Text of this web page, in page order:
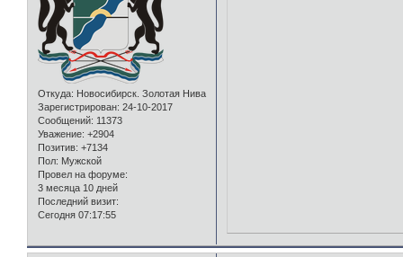
Откуда: Новосибирск. Золотая Нива
Зарегистрирован: 24-10-2017
Сообщений: 11373
Уважение: +2904
Позитив: +7134
Пол: Мужской
Провел на форуме:
3 месяца 10 дней
Последний визит:
Сегодня 07:17:55